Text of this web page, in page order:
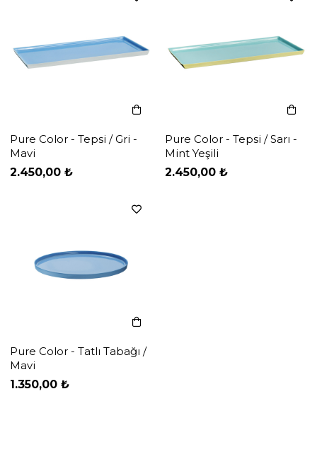
Pure Color - Tepsi / Gri -
Mavi
2.450,00 ₺
Pure Color - Tepsi / Sarı -
Mint Yeşili
2.450,00 ₺
Pure Color - Tatlı Tabağı /
Mavi
1.350,00 ₺